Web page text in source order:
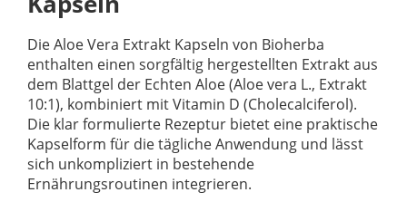
Die Aloe Vera Extrakt Kapseln von Bioherba
enthalten einen sorgfältig hergestellten Extrakt aus
dem Blattgel der Echten Aloe (Aloe vera L., Extrakt
10:1), kombiniert mit Vitamin D (Cholecalciferol).
Die klar formulierte Rezeptur bietet eine praktische
Kapselform für die tägliche Anwendung und lässt
sich unkompliziert in bestehende
Ernährungsroutinen integrieren.